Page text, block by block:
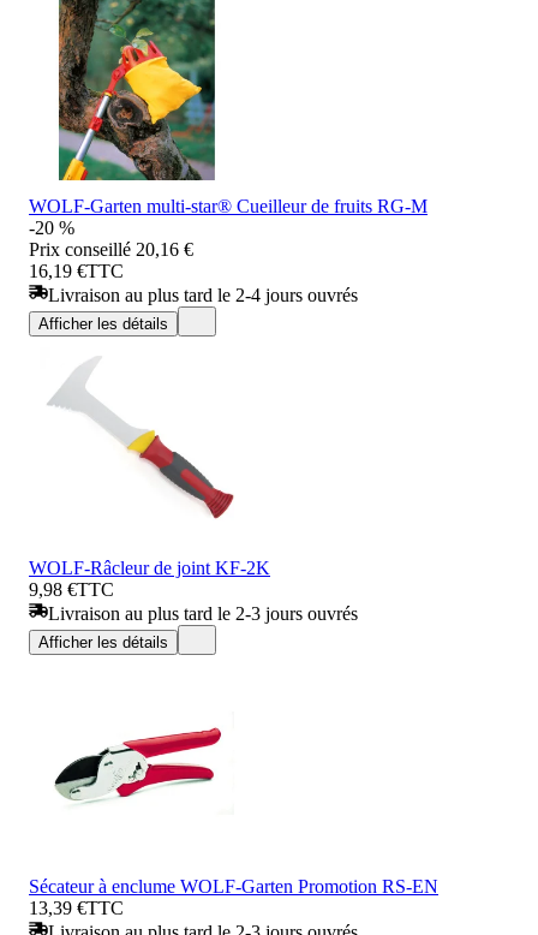
WOLF-Garten multi-star® Cueilleur de fruits RG-M
-20 %
Prix conseillé 20,16 €
16,19 €TTC
Livraison au plus tard le 2-4 jours ouvrés
Afficher les détails
WOLF-Râcleur de joint KF-2K
9,98 €TTC
Livraison au plus tard le 2-3 jours ouvrés
Afficher les détails
Sécateur à enclume WOLF-Garten Promotion RS-EN
13,39 €TTC